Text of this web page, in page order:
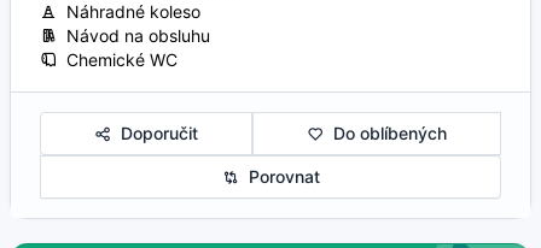
Náhradné koleso
Návod na obsluhu
Chemické WC
Doporučit Do oblíbených
Porovnat